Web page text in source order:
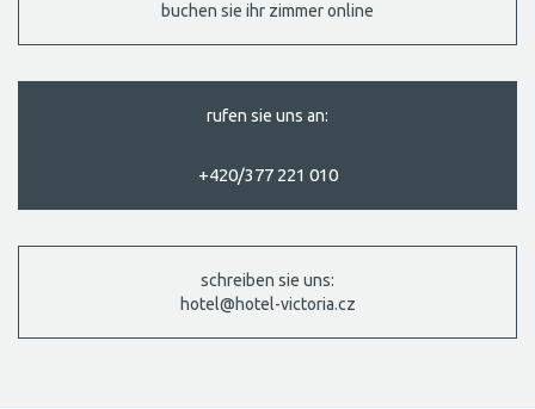
buchen sie ihr zimmer online
rufen sie uns an:
+420/377 221 010
schreiben sie uns:
hotel@hotel-victoria.cz